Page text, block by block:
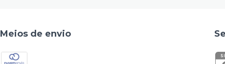
Meios de envio